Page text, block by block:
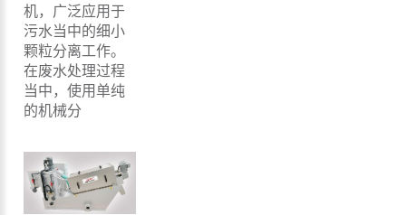
机，广泛应用于
污水当中的细小
颗粒分离工作。
在废水处理过程
当中，使用单纯
的机械分